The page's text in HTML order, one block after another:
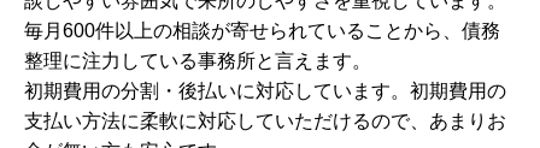
毎月600件以上の相談が寄せられていることから、債務
整理に注力している事務所と言えます。
初期費用の分割・後払いに対応しています。初期費用の
支払い方法に柔軟に対応していただけるので、あまりお